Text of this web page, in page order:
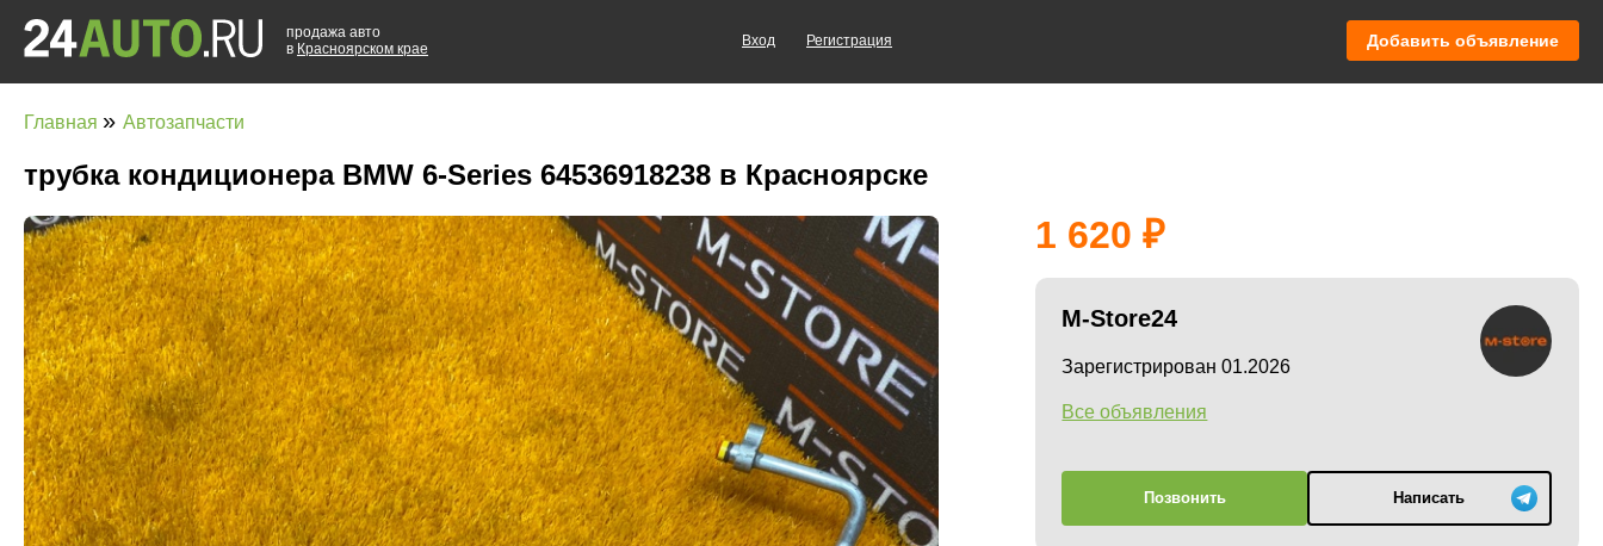
продажа авто
в Красноярском крае
Вход Регистрация Добавить объявление
Главная » Автозапчасти
трубка кондиционера BMW 6-Series 64536918238 в Красноярске
1 620
M-Store24
Зарегистрирован 01.2026
Все объявления
Позвонить Написать